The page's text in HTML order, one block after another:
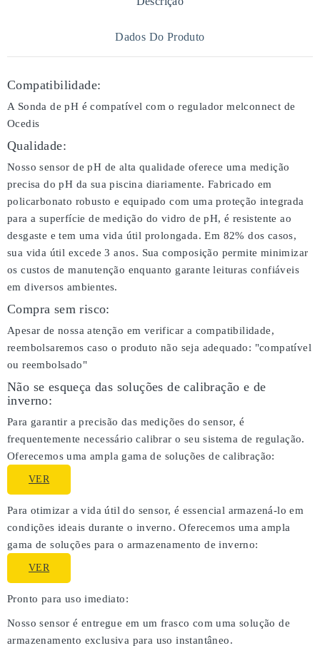
Dados Do Produto
Compatibilidade:
A Sonda de pH é compatível com o regulador melconnect de
Ocedis
Qualidade:
Nosso sensor de pH de alta qualidade oferece uma medição
precisa do pH da sua piscina diariamente. Fabricado em
policarbonato robusto e equipado com uma proteção integrada
para a superfície de medição do vidro de pH, é resistente ao
desgaste e tem uma vida útil prolongada. Em 82% dos casos,
sua vida útil excede 3 anos. Sua composição permite minimizar
os custos de manutenção enquanto garante leituras confiáveis
em diversos ambientes.
Compra sem risco:
Apesar de nossa atenção em verificar a compatibilidade,
reembolsaremos caso o produto não seja adequado: "compatível
ou reembolsado"
Não se esqueça das soluções de calibração e de
inverno:
Para garantir a precisão das medições do sensor, é
frequentemente necessário calibrar o seu sistema de regulação.
Oferecemos uma ampla gama de soluções de calibração:
VER
Para otimizar a vida útil do sensor, é essencial armazená-lo em
condições ideais durante o inverno. Oferecemos uma ampla
gama de soluções para o armazenamento de inverno:
VER
Pronto para uso imediato:
Nosso sensor é entregue em um frasco com uma solução de
armazenamento exclusiva para uso instantâneo.